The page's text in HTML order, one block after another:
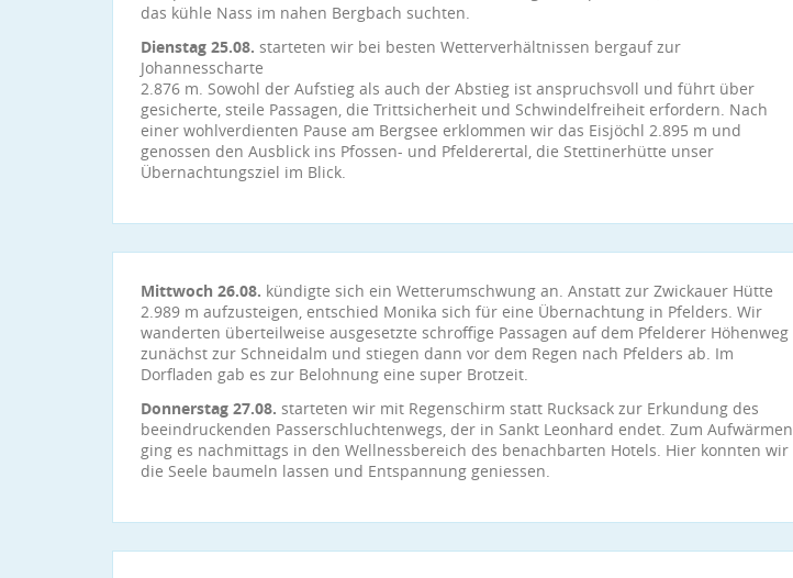
das kühle Nass im nahen Bergbach suchten.
Dienstag 25.08. starteten wir bei besten Wetterverhältnissen bergauf zur
Johannesscharte
2.876 m. Sowohl der Aufstieg als auch der Abstieg ist anspruchsvoll und führt über
gesicherte, steile Passagen, die Trittsicherheit und Schwindelfreiheit erfordern. Nach
einer wohlverdienten Pause am Bergsee erklommen wir das Eisjöchl 2.895 m und
genossen den Ausblick ins Pfossen- und Pfelderertal, die Stettinerhütte unser
Übernachtungsziel im Blick.
Mittwoch 26.08. kündigte sich ein Wetterumschwung an. Anstatt zur Zwickauer Hütte
2.989 m aufzusteigen, entschied Monika sich für eine Übernachtung in Pfelders. Wir
wanderten überteilweise ausgesetzte schroffige Passagen auf dem Pfelderer Höhenweg
zunächst zur Schneidalm und stiegen dann vor dem Regen nach Pfelders ab. Im
Dorfladen gab es zur Belohnung eine super Brotzeit.
Donnerstag 27.08. starteten wir mit Regenschirm statt Rucksack zur Erkundung des
beeindruckenden Passerschluchtenwegs, der in Sankt Leonhard endet. Zum Aufwärmen
ging es nachmittags in den Wellnessbereich des benachbarten Hotels. Hier konnten wir
die Seele baumeln lassen und Entspannung geniessen.